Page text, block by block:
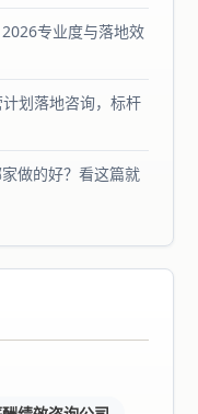
专业度与落地效
划落地咨询，标杆
做的好？看这篇就